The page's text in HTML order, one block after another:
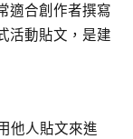
適合創作者撰寫
活動貼文，是建
他人貼文來進